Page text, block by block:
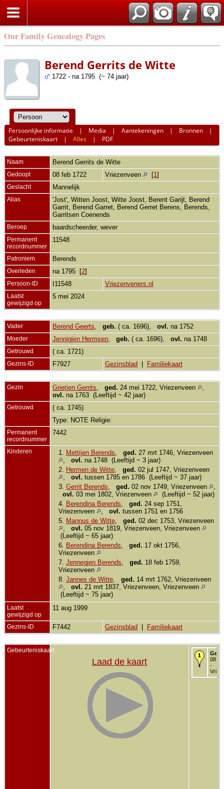
Our Family Genealogy Pages
Berend Gerrits de Witte
1722 - na 1795 (~ 74 jaar)
Persoonlijke informatie | Media |Aantekeningen | Bronnen |
Gebeurteniskaart |Alles | PDF
Naam Berend Gerrits de Witte
Gedoopt 08 feb 1722 Vriezenveen [1 ]
Geslacht Mannelijk
Alias
'Jost', Witten Joost, Witte Joost, Berent Garijt, Berend
Garrit, Berend Garret, Berend Gerret Berens, Berends,
Garritsen Coenends
Beroep baardscheerder, wever
Permanent
recordnummer
11548
Patroniem Berends
Overleden na 1795 [2]
Persoon-ID I11548 Vriezenveners.nl
Laatst
gewijzigd op
5 mei 2024
Vader Berend Geerts geb. ( ca. 1696), ovl. na 1752
Moeder Jennigjen Hermsen geb. ( ca. 1696), ovl. na 1748
Getrouwd ( ca. 1721)
Gezins-ID F7927 Gezinsblad Familiekaart
Gezin Grietjen Gerrits ged. 24 mei 1722, Vriezenveen
ovl. na 1763 (Leeftijd ~ 42 jaar)
Getrouwd
( ca. 1745)
Type: NOTE Religie:
Permanent
recordnummer
7442
Kinderen 1. Mettijen Berends ged. 27 mrt 1746, Vriezenveen
ovl. na 1748 (Leeftijd ~ 3 jaar)
2.
Hermen de Witte ged. 02 jul 1747, Vriezenveen
ovl. tussen 1785 en 1786 (Leeftijd ~ 37 jaar)
3. Gerrit Berends ged. 02 nov 1749, Vriezenveen
ovl. 03 mei 1802, Vriezenveen
(Leeftijd ~ 52 jaar)
4.
Berendina Berends ged. 24 sep 1751,
Vriezenveen
ovl. tussen 1751 en 1756
5.
Mannus de Witte ged. 02 dec 1753, Vriezenveen
ovl. 05 nov 1819, Vriezenveen, Vriezenveen
(Leeftijd ~ 65 jaar)
6.
Berendina Berends ged. 17 okt 1756,
Vriezenveen
7. Jennegjen Berends ged. 18 feb 1759,
Vriezenveen
8. Jannes de Witte ged. 14 mrt 1762, Vriezenveen
ovl. 21 mrt 1837, Vriezenveen, Vriezenveen
(Leeftijd ~ 75 jaar)
Laatst
gewijzigd op
11 aug 1999
Gezins-ID F7442 Gezinsblad Familiekaart
Gebeurteniskaart
Laad de kaart
08
-